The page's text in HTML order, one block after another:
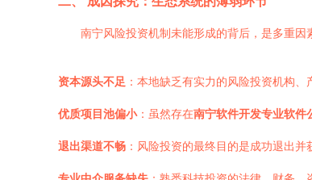
南宁风险投资机制未能形成的背后，是多重因
资本源头不足 ：本地缺乏有实力的风险投资机构
优质项目池偏小：虽然存在南宁软件开发专业软件
退出渠道不畅 ：风险投资的最终目的是成功退出